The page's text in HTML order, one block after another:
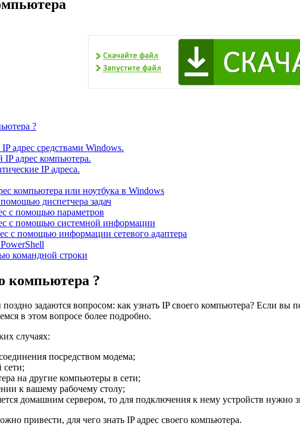
?
адрес средствами Windows.
адрес компьютера.
IP адреса.
компьютера или ноутбука в Windows
диспетчера задач
с помощью параметров
с помощью системной информации
с помощью информации сетевого адаптера
командной строки
компьютера ?
задаются вопросом: как узнать IP своего компьютера? Если вы
в этом вопросе более подробно.
случаях:
посредством модема;
сети;
на другие компьютеры в сети;
к вашему рабочему столу;
домашним сервером, то для подключения к нему устройств нужно
привести, для чего знать IP адрес своего компьютера.